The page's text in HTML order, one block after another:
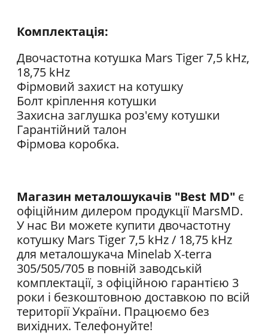
Комплектація:
Двочастотна котушка Mars Tiger 7,5 kHz,
18,75 kHz
Фірмовий захист на котушку
Болт кріплення котушки
Захисна заглушка роз'єму котушки
Гарантійний талон
Фірмова коробка.
Магазин металошукачів "Best MD" є
офіційним дилером продукції MarsMD.
У нас Ви можете купити двочастотну
котушку Mars Tiger 7,5 kHz / 18,75 kHz
для металошукача Minelab X-terra
305/505/705 в повній заводській
комплектації, з офіційною гарантією 3
роки і безкоштовною доставкою по всій
території України. Працюємо без
вихідних. Телефонуйте!